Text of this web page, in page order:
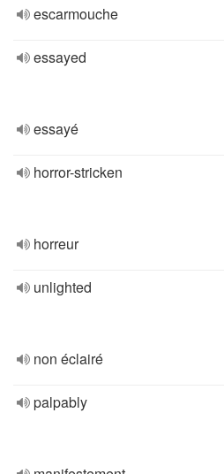
escarmouche
essayed
essayé
horror-stricken
horreur
unlighted
non éclairé
palpably